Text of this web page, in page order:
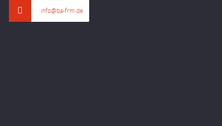
info@ba-frm.de